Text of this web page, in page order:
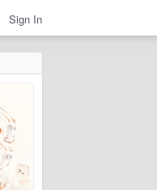
Sign In